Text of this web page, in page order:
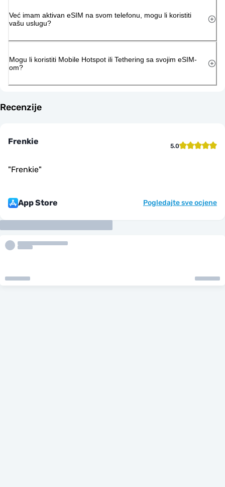
Već imam aktivan eSIM na svom telefonu, mogu li koristiti
vašu uslugu?
Mogu li koristiti Mobile Hotspot ili Tethering sa svojim eSIM-
om?
Recenzije
Frenkie 5.0
"Frenkie"
App Store Pogledajte sve ocjene